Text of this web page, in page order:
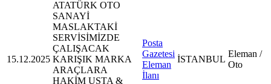
15.12.2025
ATATÜRK OTO
SANAYİ
MASLAKTAKİ
SERVİSİMİZDE
ÇALIŞACAK
KARIŞIK MARKA
ARAÇLARA
HAKİM USTA &
Posta
Gazetesi
Eleman
İlanı
İSTANBUL
Eleman /
Oto